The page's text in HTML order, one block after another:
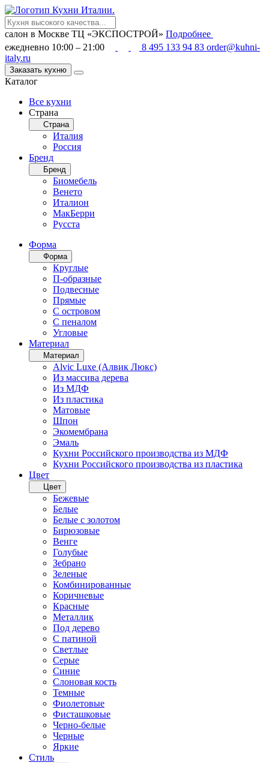
салон в Москве ТЦ «ЭКСПОСТРОЙ» Подробнее
ежедневно 10:00 – 21:00
8 495 133 94 83 order@kuhni-
italy.ru
Заказать кухню
Каталог
Все кухни
Страна
Страна
Италия
Россия
Бренд
Бренд
Биомебель
Венето
Италион
МакБерри
Русста
Форма
Форма
Круглые
П-образные
Подвесные
Прямые
С островом
С пеналом
Угловые
Материал
Материал
Alvic Luxe (Алвик Люкс)
Из массива дерева
Из МДФ
Из пластика
Матовые
Шпон
Экомембрана
Эмаль
Кухни Российского производства из МДФ
Кухни Российского производства из пластика
Цвет
Цвет
Бежевые
Белые
Белые с золотом
Бирюзовые
Венге
Голубые
Зебрано
Зеленые
Комбинированные
Коричневые
Красные
Металлик
Под дерево
С патиной
Светлые
Серые
Синие
Слоновая кость
Темные
Фиолетовые
Фисташковые
Черно-белые
Черные
Яркие
Стиль